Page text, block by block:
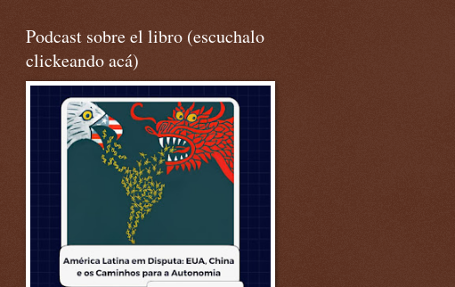
Podcast sobre el libro (escuchalo
clickeando acá)